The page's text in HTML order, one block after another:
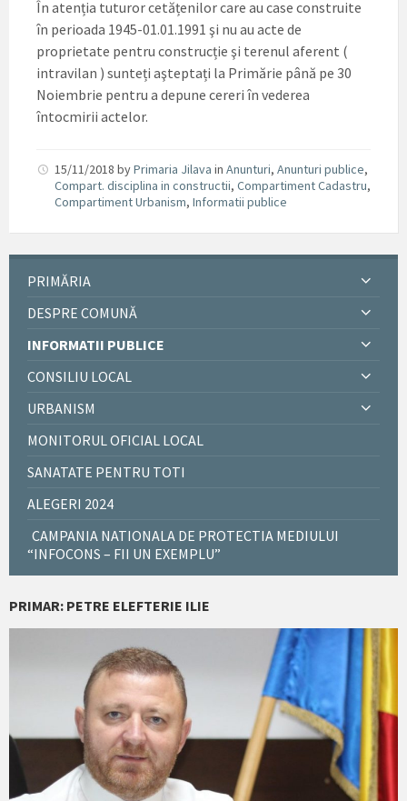
În atenția tuturor cetățenilor care au case construite
în perioada 1945-01.01.1991 şi nu au acte de
proprietate pentru construcție şi terenul aferent (
intravilan ) sunteți aşteptați la Primărie până pe 30
Noiembrie pentru a depune cereri în vederea
întocmirii actelor.
15/11/2018 byPrimaria Jilava in Anunturi, Anunturi publice,
Compart. disciplina in constructii, Compartiment Cadastru,
Compartiment Urbanism, Informatii publice
PRIMĂRIA
DESPRE COMUNĂ
INFORMATII PUBLICE
CONSILIU LOCAL
URBANISM
MONITORUL OFICIAL LOCAL
SANATATE PENTRU TOTI
ALEGERI 2024
CAMPANIA NATIONALA DE PROTECTIA MEDIULUI
“INFOCONS – FII UN EXEMPLU”
PRIMAR: PETRE ELEFTERIE ILIE